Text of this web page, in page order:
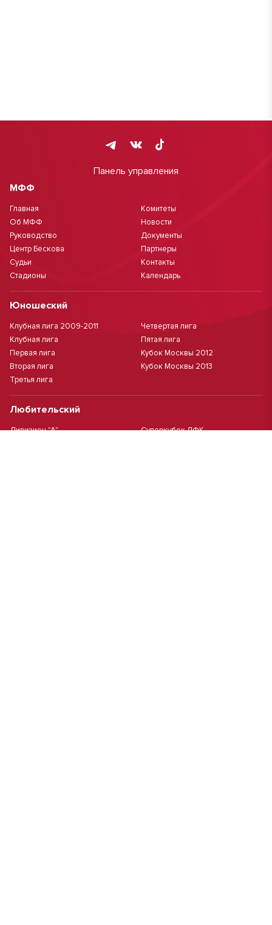
Панель управления
МФФ
Главная
Об МФФ
Руководство
Центр Бескова
Судьи
Стадионы
Комитеты
Новости
Документы
Партнеры
Контакты
Календарь
Юношеский
Клубная лига 2009-2011
Клубная лига
Первая лига
Вторая лига
Третья лига
Четвертая лига
Пятая лига
Кубок Москвы 2012
Кубок Москвы 2013
Любительский
Дивизион "А"
Суперкубок ЛФК